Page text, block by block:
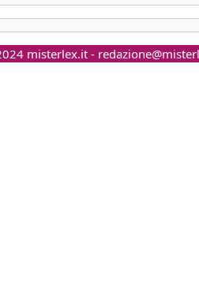
misterlex.it -